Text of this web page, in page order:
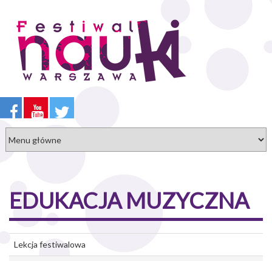
treści
EDUKACJA MUZYCZNA
Lekcja festiwalowa